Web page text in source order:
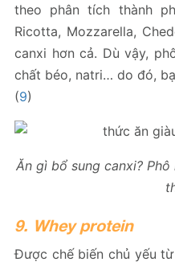
theo phân tích thành
Ricotta, Mozzarella,
canxi hơn cả. Dù vậy,
chất béo, natri… do đó,
(9)
Ăn gì bổ sung canxi?
9. Whey protein
Được chế biến chủ yếu